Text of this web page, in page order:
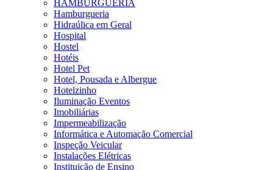
HAMBURGUERIA
Hamburgueria
Hidraúlica em Geral
Hospital
Hostel
Hotéis
Hotel Pet
Hotel, Pousada e Albergue
Hotelzinho
Iluminação Eventos
Imobiliárias
Impermeabilização
Informática e Automação Comercial
Inspeção Veicular
Instalações Elétricas
Instituição de Ensino